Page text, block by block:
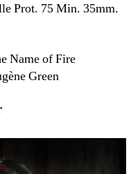
Prot. 75 Min. 35mm.
Name of Fire
Green